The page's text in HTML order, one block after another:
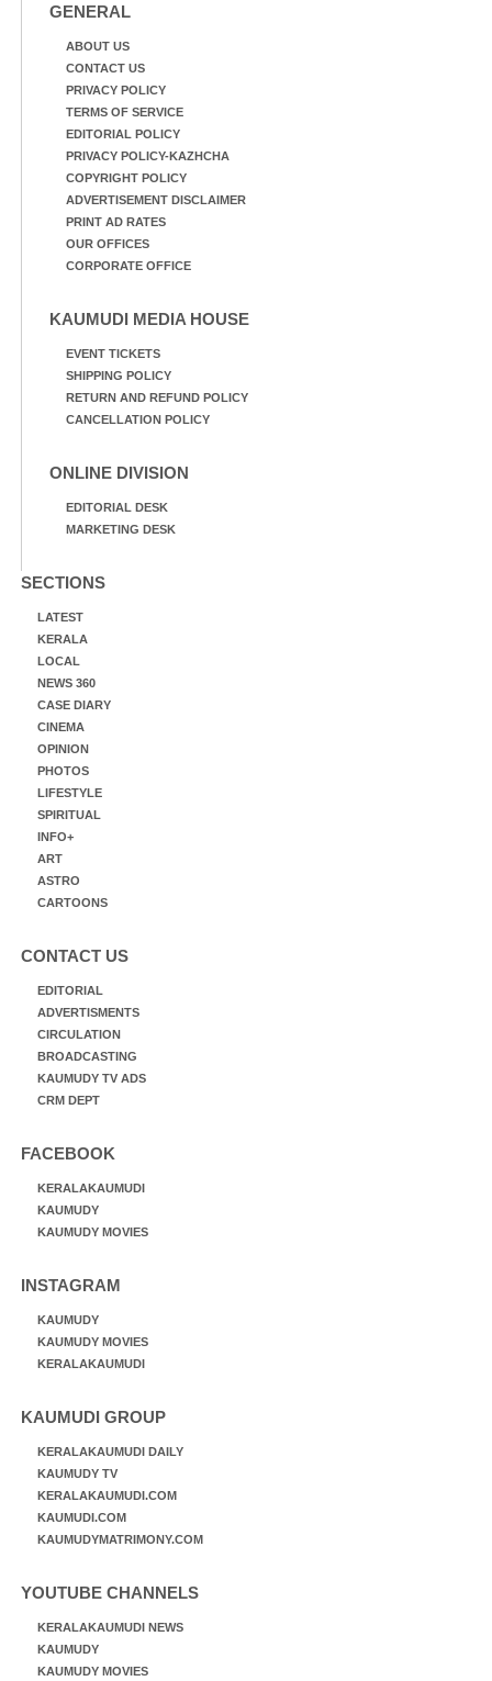
GENERAL
ABOUT US
CONTACT US
PRIVACY POLICY
TERMS OF SERVICE
EDITORIAL POLICY
PRIVACY POLICY-KAZHCHA
COPYRIGHT POLICY
ADVERTISEMENT DISCLAIMER
PRINT AD RATES
OUR OFFICES
CORPORATE OFFICE
KAUMUDI MEDIA HOUSE
EVENT TICKETS
SHIPPING POLICY
RETURN AND REFUND POLICY
CANCELLATION POLICY
ONLINE DIVISION
EDITORIAL DESK
MARKETING DESK
SECTIONS
LATEST
KERALA
LOCAL
NEWS 360
CASE DIARY
CINEMA
OPINION
PHOTOS
LIFESTYLE
SPIRITUAL
INFO+
ART
ASTRO
CARTOONS
CONTACT US
EDITORIAL
ADVERTISMENTS
CIRCULATION
BROADCASTING
KAUMUDY TV ADS
CRM DEPT
FACEBOOK
KERALAKAUMUDI
KAUMUDY
KAUMUDY MOVIES
INSTAGRAM
KAUMUDY
KAUMUDY MOVIES
KERALAKAUMUDI
KAUMUDI GROUP
KERALAKAUMUDI DAILY
KAUMUDY TV
KERALAKAUMUDI.COM
KAUMUDI.COM
KAUMUDYMATRIMONY.COM
YOUTUBE CHANNELS
KERALAKAUMUDI NEWS
KAUMUDY
KAUMUDY MOVIES